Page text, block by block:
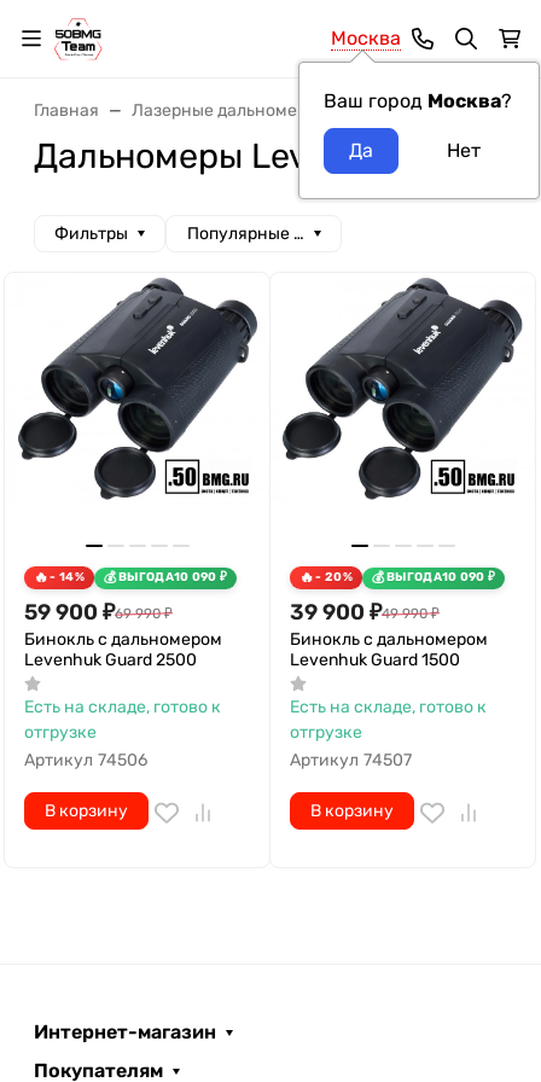
Москва
Ваш город Москва?
Главная Лазерные дальномеры Дальномеры Levenhuk
Дальномеры Levenhuk
Фильтры Популярные сначала
- 14% ВЫГОДА10 090 ₽
59 900 ₽69 990 ₽
Бинокль с дальномером
Levenhuk Guard 2500
Есть на складе, готово к
отгрузке
Артикул 74506
В корзину
- 20% ВЫГОДА10 090 ₽
39 900 ₽49 990 ₽
Бинокль с дальномером
Levenhuk Guard 1500
Есть на складе, готово к
отгрузке
Артикул 74507
В корзину
Интернет-магазин
Покупателям